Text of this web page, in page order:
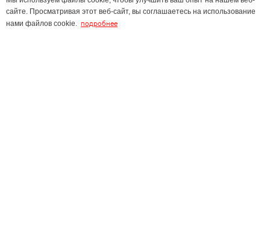
сайте. Просматривая этот веб-сайт, вы соглашаетесь на использование
нами файлов cookie. подробнее